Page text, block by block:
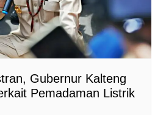
Gubernur Kalteng
Pemadaman Listrik